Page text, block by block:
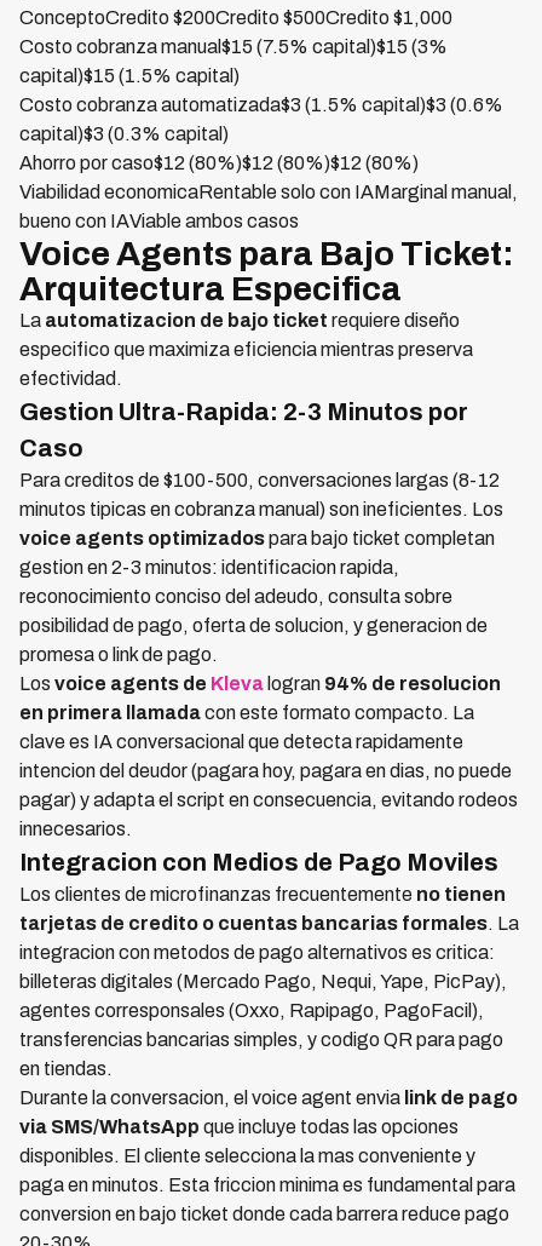
ConceptoCredito $200Credito $500Credito $1,000
Costo cobranza manual$15 (7.5% capital)$15 (3%
capital)$15 (1.5% capital)
Costo cobranza automatizada$3 (1.5% capital)$3 (0.6%
capital)$3 (0.3% capital)
Ahorro por caso$12 (80%)$12 (80%)$12 (80%)
Viabilidad economicaRentable solo con IAMarginal manual,
bueno con IAViable ambos casos
Voice Agents para Bajo Ticket:
Arquitectura Especifica
La automatizacion de bajo ticket requiere diseño
especifico que maximiza eficiencia mientras preserva
efectividad.
Gestion Ultra-Rapida: 2-3 Minutos por
Caso
Para creditos de $100-500, conversaciones largas (8-12
minutos tipicas en cobranza manual) son ineficientes. Los
voice agents optimizadospara bajo ticket completan
gestion en 2-3 minutos: identificacion rapida,
reconocimiento conciso del adeudo, consulta sobre
posibilidad de pago, oferta de solucion, y generacion de
promesa o link de pago.
Los voice agents de Kleva logran 94% de resolucion
en primera llamadacon este formato compacto. La
clave es IA conversacional que detecta rapidamente
intencion del deudor (pagara hoy, pagara en dias, no puede
pagar) y adapta el script en consecuencia, evitando rodeos
innecesarios.
Integracion con Medios de Pago Moviles
Los clientes de microfinanzas frecuentemente no tienen
tarjetas de credito o cuentas bancarias formales. La
integracion con metodos de pago alternativos es critica:
billeteras digitales (Mercado Pago, Nequi, Yape, PicPay),
agentes corresponsales (Oxxo, Rapipago, PagoFacil),
transferencias bancarias simples, y codigo QR para pago
en tiendas.
Durante la conversacion, el voice agent envia link de pago
via SMS/WhatsApp que incluye todas las opciones
disponibles. El cliente selecciona la mas conveniente y
paga en minutos. Esta friccion minima es fundamental para
conversion en bajo ticket donde cada barrera reduce pago